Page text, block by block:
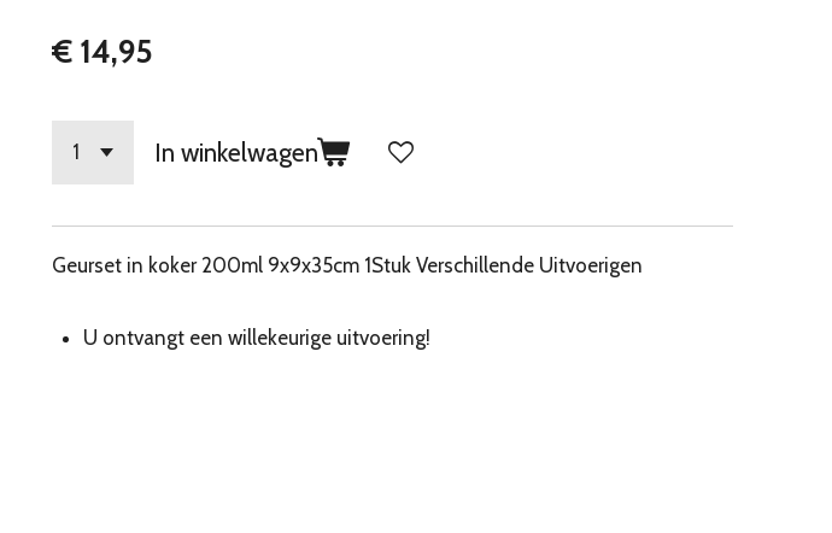
€ 14,95
In winkelwagen
Geurset in koker 200ml 9x9x35cm 1Stuk Verschillende Uitvoerigen
U ontvangt een willekeurige uitvoering!